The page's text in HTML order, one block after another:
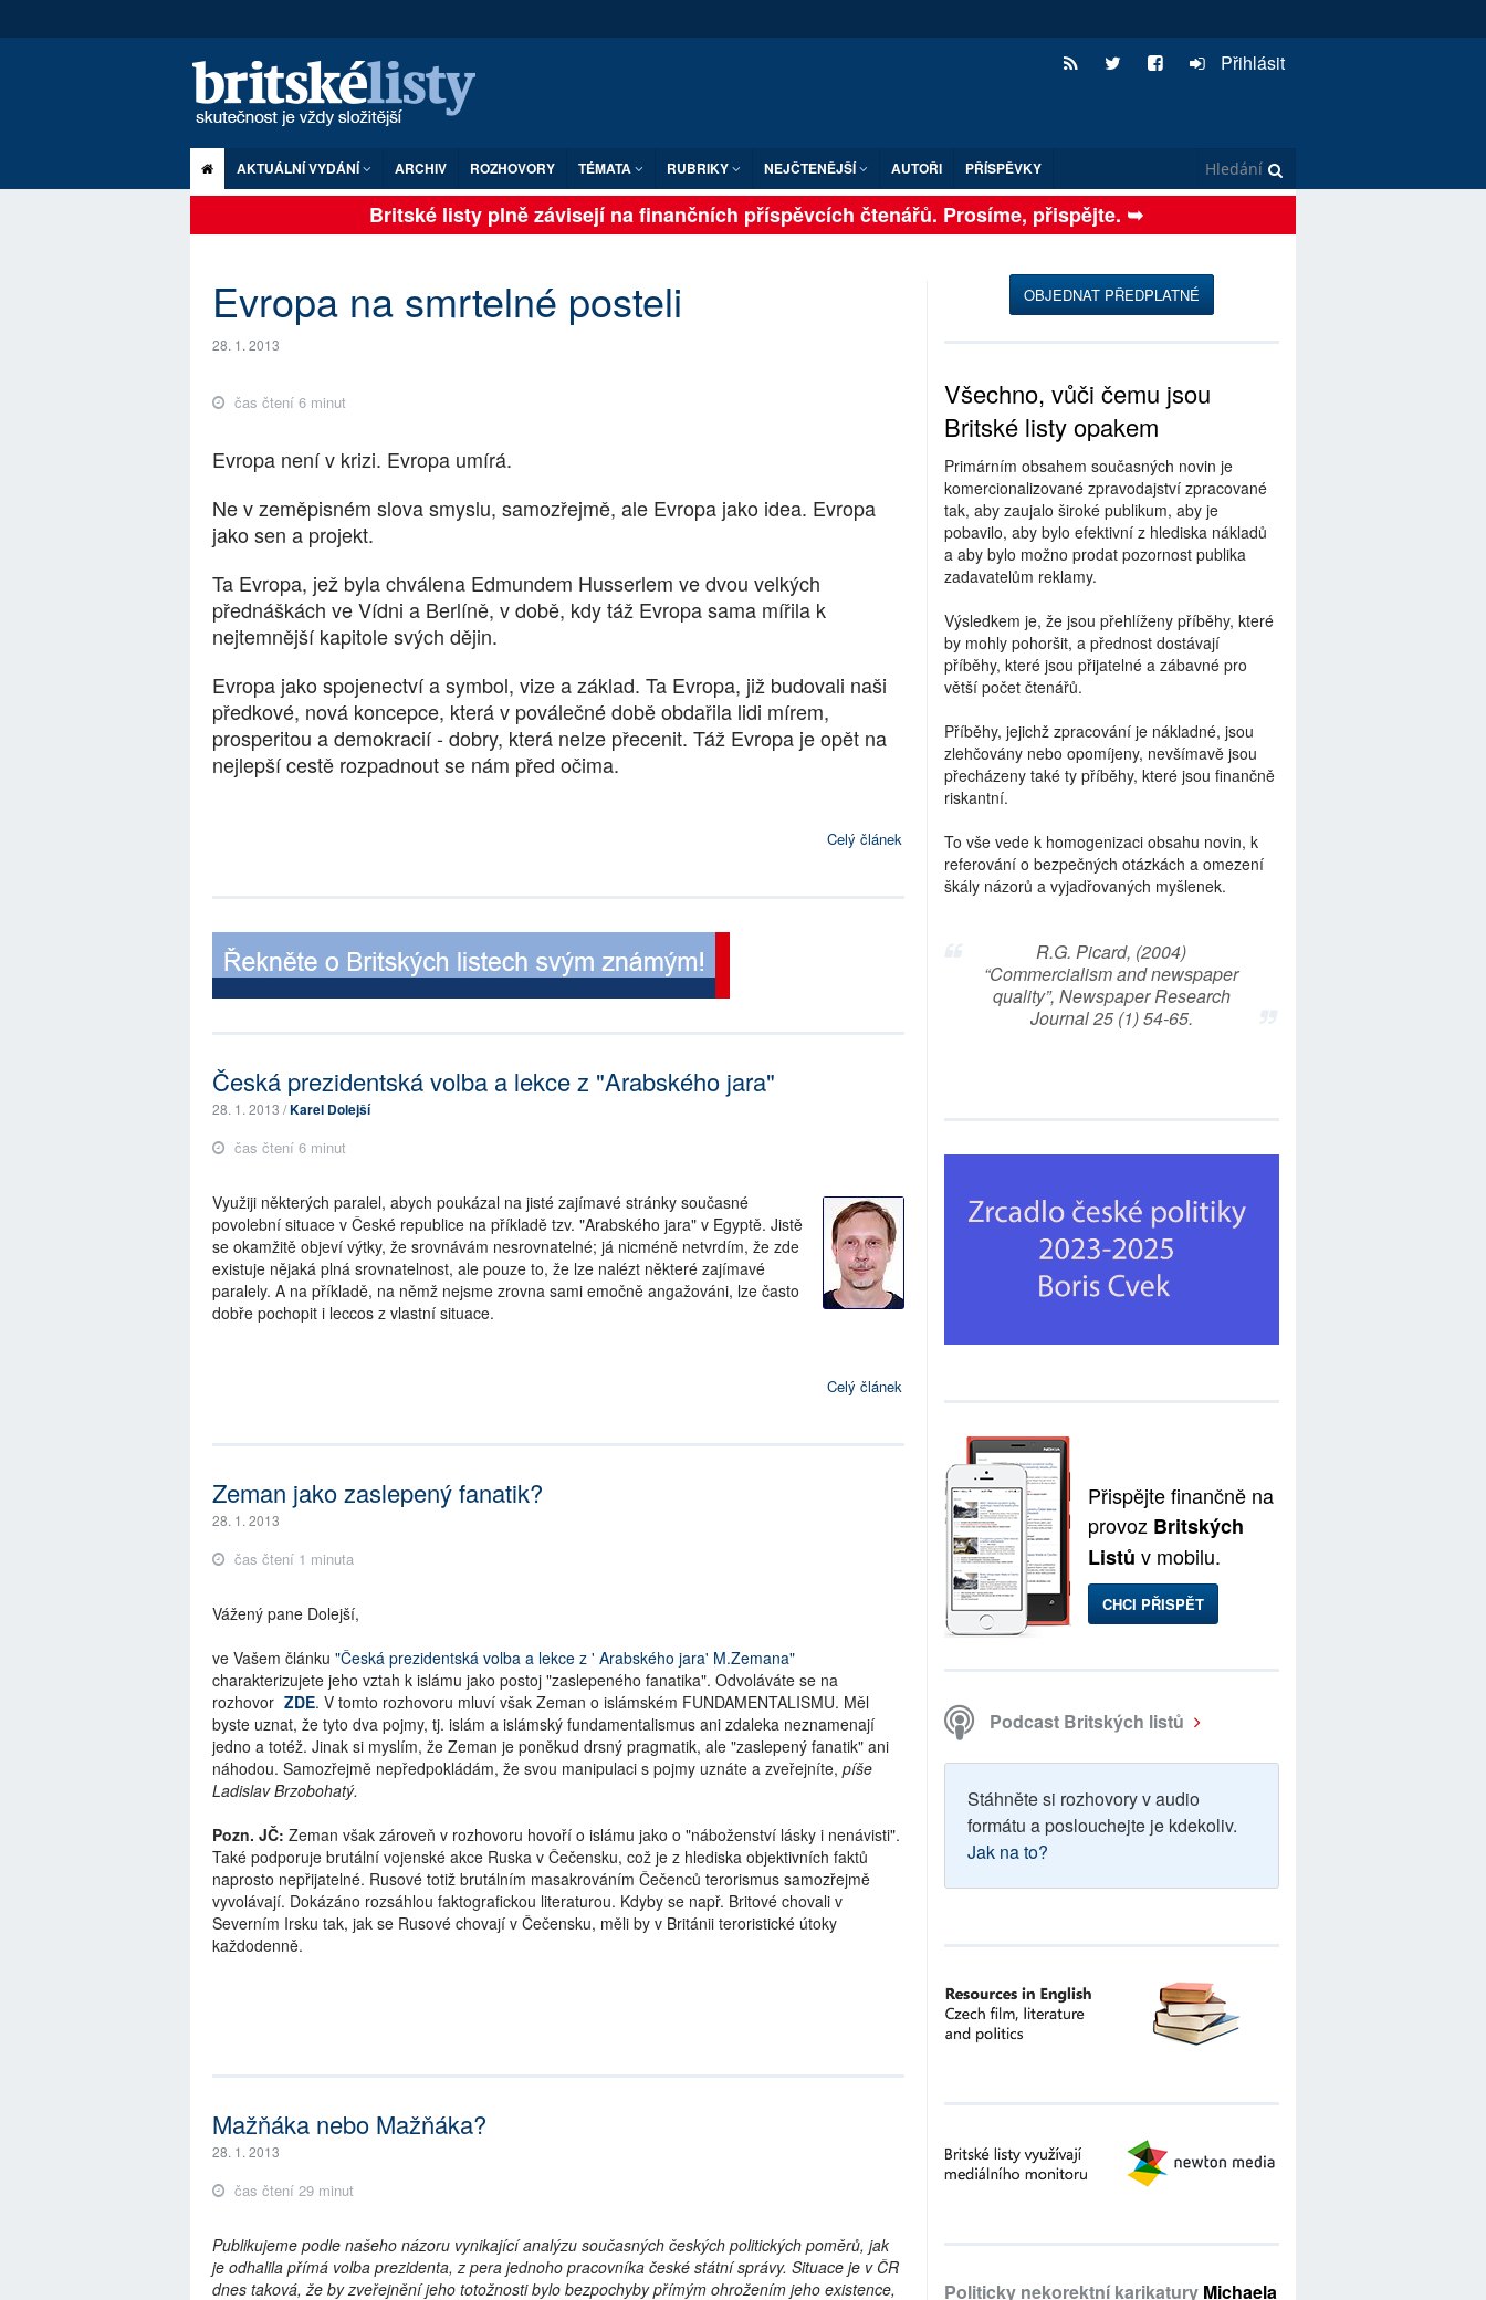
Přihlásit
AKTUÁLNÍ VYDÁNÍ ARCHIV ROZHOVORY TÉMATA RUBRIKY NEJČTENĚJŠÍ AUTOŘI PŘÍSPĚVKY
Britské listy plně závisejí na finančních příspěvcích čtenářů. Prosíme, přispějte. ➥
Evropa na smrtelné posteli
28. 1. 2013
čas čtení 6 minut
Evropa není v krizi. Evropa umírá.
Ne v zeměpisném slova smyslu, samozřejmě, ale Evropa jako idea. Evropa
jako sen a projekt.
Ta Evropa, jež byla chválena Edmundem Husserlem ve dvou velkých
přednáškách ve Vídni a Berlíně, v době, kdy táž Evropa sama mířila k
nejtemnější kapitole svých dějin.
Evropa jako spojenectví a symbol, vize a základ. Ta Evropa, již budovali naši
předkové, nová koncepce, která v poválečné době obdařila lidi mírem,
prosperitou a demokracií - dobry, která nelze přecenit. Táž Evropa je opět na
nejlepší cestě rozpadnout se nám před očima.
Celý článek
Česká prezidentská volba a lekce z "Arabského jara"
28. 1. 2013 /Karel Dolejší
čas čtení 6 minut
Využiji některých paralel, abych poukázal na jisté zajímavé stránky současné
povolební situace v České republice na příkladě tzv. "Arabského jara" v Egyptě. Jistě
se okamžitě objeví výtky, že srovnávám nesrovnatelné; já nicméně netvrdím, že zde
existuje nějaká plná srovnatelnost, ale pouze to, že lze nalézt některé zajímavé
paralely. A na příkladě, na němž nejsme zrovna sami emočně angažováni, lze často
dobře pochopit i leccos z vlastní situace.
Celý článek
Zeman jako zaslepený fanatik?
28. 1. 2013
čas čtení 1 minuta
Vážený pane Dolejší,
ve Vašem článku "Česká prezidentská volba a lekce z ' Arabského jara' M.Zemana"
charakterizujete jeho vztah k islámu jako postoj "zaslepeného fanatika". Odvoláváte se na
rozhovor ZDE. V tomto rozhovoru mluví však Zeman o islámském FUNDAMENTALISMU. Měl
byste uznat, že tyto dva pojmy, tj. islám a islámský fundamentalismus ani zdaleka neznamenají
jedno a totéž. Jinak si myslím, že Zeman je poněkud drsný pragmatik, ale "zaslepený fanatik" ani
náhodou. Samozřejmě nepředpokládám, že svou manipulaci s pojmy uznáte a zveřejníte, píše
Ladislav Brzobohatý.
Pozn. JČ: Zeman však zároveň v rozhovoru hovoří o islámu jako o "náboženství lásky i nenávisti".
Také podporuje brutální vojenské akce Ruska v Čečensku, což je z hlediska objektivních faktů
naprosto nepřijatelné. Rusové totiž brutálním masakrováním Čečenců terorismus samozřejmě
vyvolávají. Dokázáno rozsáhlou faktografickou literaturou. Kdyby se např. Britové chovali v
Severním Irsku tak, jak se Rusové chovají v Čečensku, měli by v Británii teroristické útoky
každodenně.
Mažňáka nebo Mažňáka?
28. 1. 2013
čas čtení 29 minut
Publikujeme podle našeho názoru vynikající analýzu současných českých politických poměrů, jak
je odhalila přímá volba prezidenta, z pera jednoho pracovníka české státní správy. Situace je v ČR
dnes taková, že by zveřejnění jeho totožnosti bylo bezpochyby přímým ohrožením jeho existence,
OBJEDNAT PŘEDPLATNÉ
Všechno, vůči čemu jsou
Britské listy opakem
Primárním obsahem současných novin je
komercionalizované zpravodajství zpracované
tak, aby zaujalo široké publikum, aby je
pobavilo, aby bylo efektivní z hlediska nákladů
a aby bylo možno prodat pozornost publika
zadavatelům reklamy.
Výsledkem je, že jsou přehlíženy příběhy, které
by mohly pohoršit, a přednost dostávají
příběhy, které jsou přijatelné a zábavné pro
větší počet čtenářů.
Příběhy, jejichž zpracování je nákladné, jsou
zlehčovány nebo opomíjeny, nevšímavě jsou
přecházeny také ty příběhy, které jsou finančně
riskantní.
To vše vede k homogenizaci obsahu novin, k
referování o bezpečných otázkách a omezení
škály názorů a vyjadřovaných myšlenek.
R.G. Picard, (2004)
“Commercialism and newspaper
quality”, Newspaper Research
Journal 25 (1) 54-65.
Přispějte finančně na
provoz Britských
Listů v mobilu.
CHCI PŘISPĚT
Podcast Britských listů
Stáhněte si rozhovory v audio
formátu a poslouchejte je kdekoliv.
Jak na to?
Politicky nekorektní karikatury Michaela